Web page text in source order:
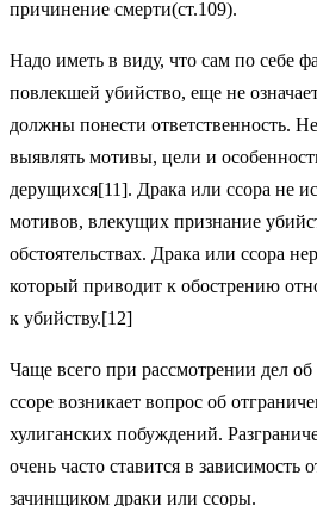
причинение смерти(ст.109).
Надо иметь в виду, что сам по себе
повлекшей убийство, еще не
должны понести ответственность.
выявлять мотивы, цели и
дерущихся[11]. Драка или ссора не
мотивов, влекущих признание
обстоятельствах. Драка или ссора
который приводит к обострению
к убийству.[12]
Чаще всего при рассмотрении дел
ссоре возникает вопрос об
хулиганских побуждений.
очень часто ставится в зависимость
зачинщиком драки или ссоры.